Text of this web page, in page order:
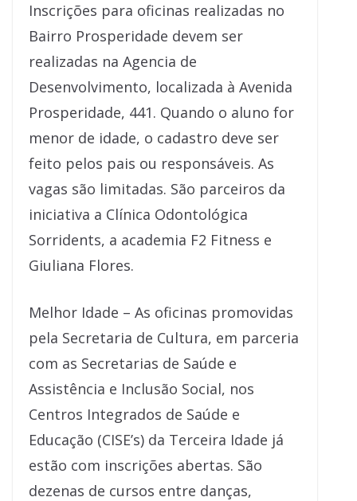
Inscrições para oficinas realizadas no
Bairro Prosperidade devem ser
realizadas na Agencia de
Desenvolvimento, localizada à Avenida
Prosperidade, 441. Quando o aluno for
menor de idade, o cadastro deve ser
feito pelos pais ou responsáveis. As
vagas são limitadas. São parceiros da
iniciativa a Clínica Odontológica
Sorridents, a academia F2 Fitness e
Giuliana Flores.
Melhor Idade – As oficinas promovidas
pela Secretaria de Cultura, em parceria
com as Secretarias de Saúde e
Assistência e Inclusão Social, nos
Centros Integrados de Saúde e
Educação (CISE’s) da Terceira Idade já
estão com inscrições abertas. São
dezenas de cursos entre danças,